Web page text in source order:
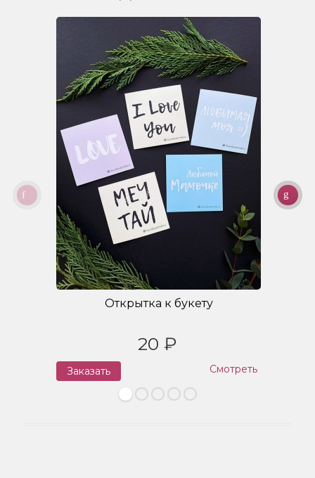
Открытка к букету
20 ₽
Заказать Смотреть